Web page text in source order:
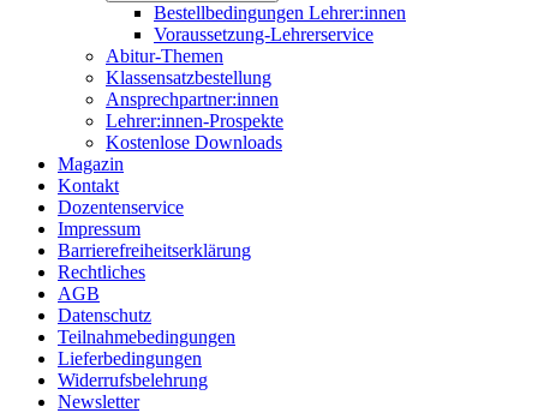
Bestellbedingungen Lehrer:innen
Voraussetzung-Lehrerservice
Abitur-Themen
Klassensatzbestellung
Ansprechpartner:innen
Lehrer:innen-Prospekte
Kostenlose Downloads
Magazin
Kontakt
Dozentenservice
Impressum
Barrierefreiheitserklärung
Rechtliches
AGB
Datenschutz
Teilnahmebedingungen
Lieferbedingungen
Widerrufsbelehrung
Newsletter